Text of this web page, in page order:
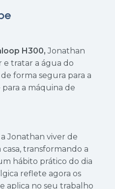
H300, Jonathan
e tratar a água do
forma segura para a
para a máquina de
Jonathan viver de
transformando a
hábito prático do dia
reflete agora os
aplica no seu trabalho